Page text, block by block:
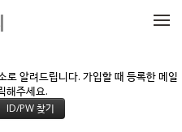
알려드립니다. 가입할 때 등록한 메일
해주세요.